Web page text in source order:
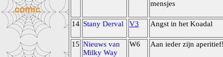
mensjes
14 Stany Derval V3 Angst in het Koadal
15 Nieuws van
Milky Way
W6 Aan ieder zijn